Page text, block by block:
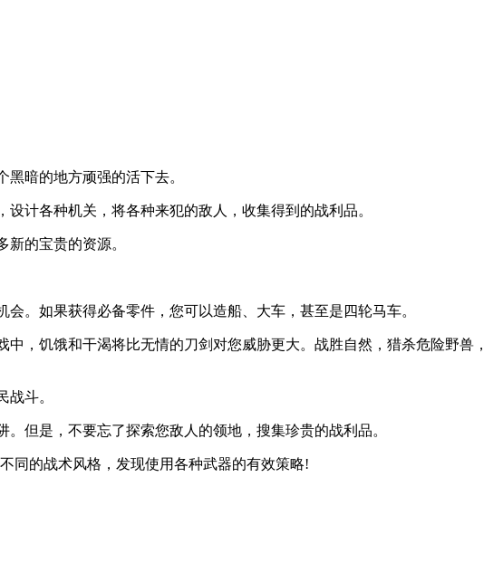
暗的地方顽强的活下去。
计各种机关，将各种来犯的敌人，收集得到的战利品。
的宝贵的资源。
。如果获得必备零件，您可以造船、大车，甚至是四轮马车。
，饥饿和干渴将比无情的刀剑对您威胁更大。战胜自然，猎杀危险野兽，
斗。
但是，不要忘了探索您敌人的领地，搜集珍贵的战利品。
同的战术风格，发现使用各种武器的有效策略!